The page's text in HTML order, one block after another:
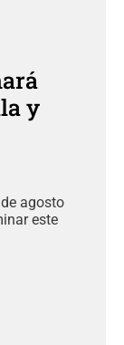
y
agosto
este